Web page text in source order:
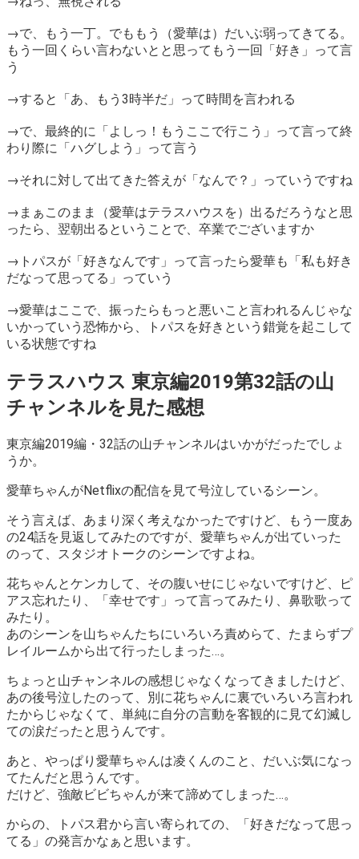
→で、もう一丁。でももう（愛華は）だいぶ弱ってきてる。
もう一回くらい言わないとと思ってもう一回「好き」って言
う
→すると「あ、もう3時半だ」って時間を言われる
→で、最終的に「よしっ！もうここで行こう」って言って終
わり際に「ハグしよう」って言う
→それに対して出てきた答えが「なんで？」っていうですね
→まぁこのまま（愛華はテラスハウスを）出るだろうなと思
ったら、翌朝出るということで、卒業でございますか
→トパスが「好きなんです」って言ったら愛華も「私も好き
だなって思ってる」っていう
→愛華はここで、振ったらもっと悪いこと言われるんじゃな
いかっていう恐怖から、トパスを好きという錯覚を起こして
いる状態ですね
テラスハウス 東京編2019第32話の山
チャンネルを見た感想
東京編2019編・32話の山チャンネルはいかがだったでしょ
うか。
愛華ちゃんがNetflixの配信を見て号泣しているシーン。
そう言えば、あまり深く考えなかったですけど、もう一度あ
の24話を見返してみたのですが、愛華ちゃんが出ていった
のって、スタジオトークのシーンですよね。
花ちゃんとケンカして、その腹いせにじゃないですけど、ピ
アス忘れたり、「幸せです」って言ってみたり、鼻歌歌って
みたり。
あのシーンを山ちゃんたちにいろいろ責めらて、たまらずプ
レイルームから出て行ったしまった…。
ちょっと山チャンネルの感想じゃなくなってきましたけど、
あの後号泣したのって、別に花ちゃんに裏でいろいろ言われ
たからじゃなくて、単純に自分の言動を客観的に見て幻滅し
ての涙だったと思うんです。
あと、やっぱり愛華ちゃんは凌くんのこと、だいぶ気になっ
てたんだと思うんです。
だけど、強敵ビビちゃんが来て諦めてしまった…。
からの、トパス君から言い寄られての、「好きだなって思っ
てる」の発言かなぁと思います。